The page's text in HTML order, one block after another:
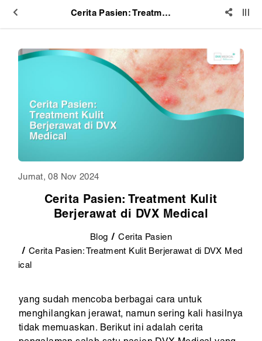
Cerita Pasien: Treatment Kulit Berjerawat di DVX Medical
Jumat, 08 Nov 2024
Cerita Pasien: Treatment Kulit
Berjerawat di DVX Medical
Blog
Cerita Pasien
Cerita Pasien: Treatment Kulit Berjerawat di DVX Med
ical
yang sudah mencoba berbagai cara untuk
menghilangkan jerawat, namun sering kali hasilnya
tidak memuaskan. Berikut ini adalah cerita